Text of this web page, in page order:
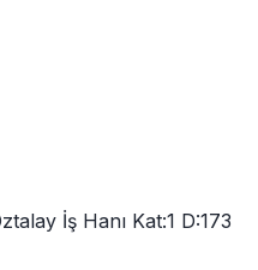
İş Hanı Kat:1 D:173